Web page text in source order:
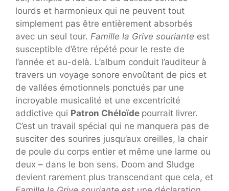
lourds et harmonieux qui ne peuvent tout
simplement pas être entièrement absorbés
avec un seul tour. Famille la Grive souriante est
susceptible d’être répété pour le reste de
l’année et au-delà. L’album conduit l’auditeur à
travers un voyage sonore envoûtant de pics et
de vallées émotionnels ponctués par une
incroyable musicalité et une excentricité
addictive qui Patron Chéloïde pourrait livrer.
C’est un travail spécial qui ne manquera pas de
susciter des sourires jusqu’aux oreilles, la chair
de poule du corps entier et même une larme ou
deux – dans le bon sens. Doom and Sludge
devient rarement plus transcendant que cela, et